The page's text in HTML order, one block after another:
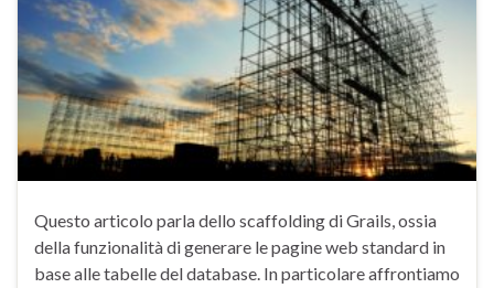
Questo articolo parla dello scaffolding di Grails, ossia
della funzionalità di generare le pagine web standard in
base alle tabelle del database. In particolare affrontiamo